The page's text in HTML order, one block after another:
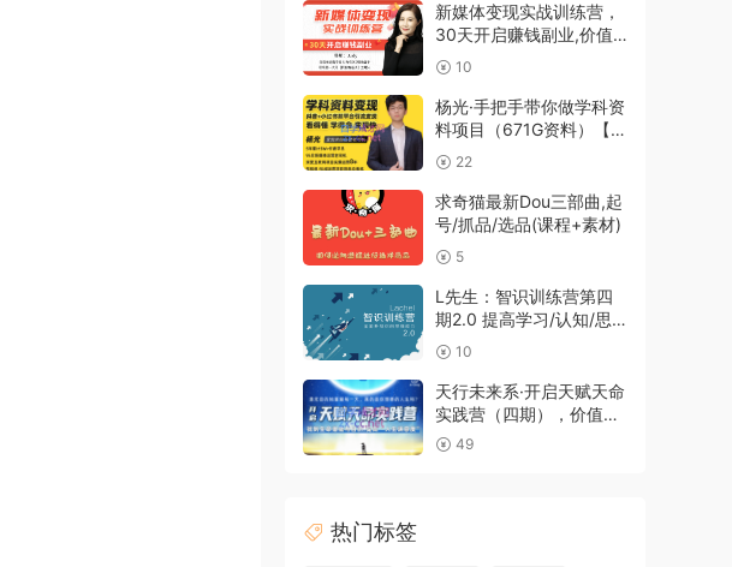
新媒体变现实战训练营，
30天开启赚钱副业,价值
1099元
10
杨光·手把手带你做学科资
料项目（671G资料）【无
水印】，价值1980元
22
求奇猫最新Dou三部曲,起
号/抓品/选品(课程+素材)
5
L先生：智识训练营第四
期2.0 提高学习/认知/思
维/沟通/表达
10
天行未来系·开启天赋天命
实践营（四期），价值
1599元
49
热门标签